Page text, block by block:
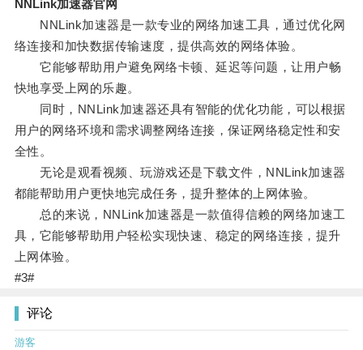
NNLink加速器官网
NNLink加速器是一款专业的网络加速工具，通过优化网
络连接和加快数据传输速度，提供高效的网络体验。
它能够帮助用户避免网络卡顿、延迟等问题，让用户畅
快地享受上网的乐趣。
同时，NNLink加速器还具有智能的优化功能，可以根据
用户的网络环境和需求调整网络连接，保证网络稳定性和安
全性。
无论是观看视频、玩游戏还是下载文件，NNLink加速器
都能帮助用户更快地完成任务，提升整体的上网体验。
总的来说，NNLink加速器是一款值得信赖的网络加速工
具，它能够帮助用户轻松实现快速、稳定的网络连接，提升
上网体验。
#3#
评论
游客